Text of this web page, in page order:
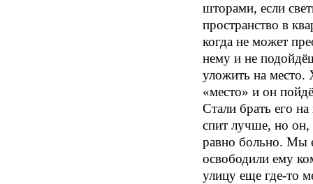
шторами, если
пространство в
когда не может
нему и не
уложить на место.
«место» и он
Стали брать его
спит лучше, но он,
равно больно. Мы
освободили ему
улицу еще где-то